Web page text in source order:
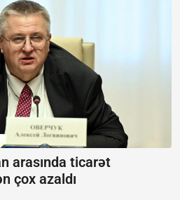
arasında ticarət
çox azaldı